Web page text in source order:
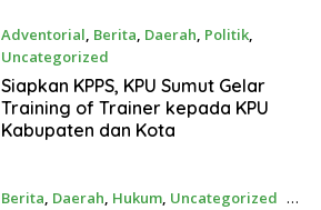
Adventorial, Berita, Daerah, Politik,
Uncategorized
26 Oktober 2024
Siapkan KPPS, KPU Sumut Gelar
Training of Trainer kepada KPU
Kabupaten dan Kota
Berita, Daerah, Hukum, Uncategorized 25